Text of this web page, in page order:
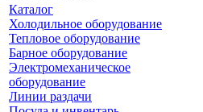
Каталог
Холодильное оборудование
Тепловое оборудование
Барное оборудование
Электромеханическое
оборудование
Линии раздачи